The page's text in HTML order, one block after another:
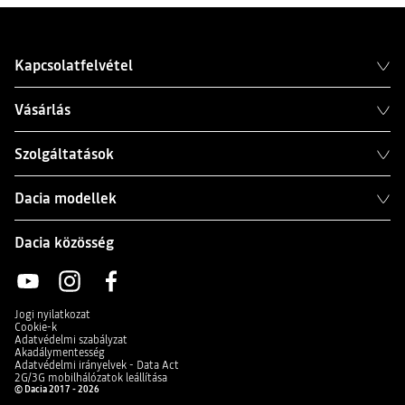
megfelelő utastér a teljes utazóközönség számára
Kapcsolatfelvétel
Vásárlás
Szolgáltatások
Dacia modellek
Dacia közösség
Jogi nyilatkozat
Cookie-k
Adatvédelmi szabályzat
Akadálymentesség
Adatvédelmi irányelvek - Data Act
2G/3G mobilhálózatok leállítása
© Dacia 2017 - 2026